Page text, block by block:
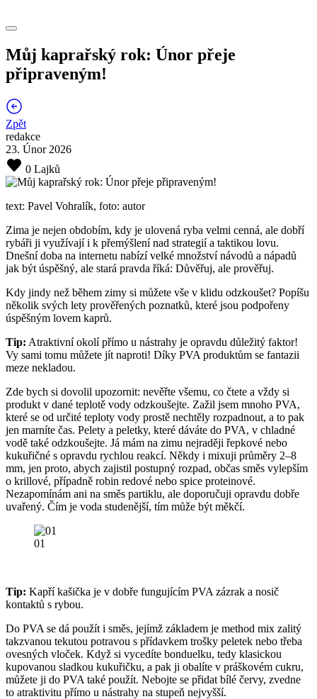
Můj kaprařský rok: Únor přeje
připraveným!
Zpět
redakce
23. Únor 2026
0 Lajků
text: Pavel Vohralík, foto: autor
Zima je nejen obdobím, kdy je ulovená ryba velmi cenná, ale dobří
rybáři ji využívají i k přemýšlení nad strategií a taktikou lovu.
Dnešní doba na internetu nabízí velké množství návodů a nápadů
jak být úspěšný, ale stará pravda říká: Důvěřuj, ale prověřuj.
Kdy jindy než během zimy si můžete vše v klidu odzkoušet? Popíšu
několik svých lety prověřených poznatků, které jsou podpořeny
úspěšným lovem kaprů.
Tip: Atraktivní okolí přímo u nástrahy je opravdu důležitý faktor!
Vy sami tomu můžete jít naproti! Díky PVA produktům se fantazii
meze nekladou.
Zde bych si dovolil upozornit: nevěřte všemu, co čtete a vždy si
produkt v dané teplotě vody odzkoušejte. Zažil jsem mnoho PVA,
které se od určité teploty vody prostě nechtěly rozpadnout, a to pak
jen marníte čas. Pelety a peletky, které dáváte do PVA, v chladné
vodě také odzkoušejte. Já mám na zimu nejraději řepkové nebo
kukuřičné s opravdu rychlou reakcí. Někdy i mixuji průměry 2–8
mm, jen proto, abych zajistil postupný rozpad, občas směs vylepším
o krillové, případně robin redové nebo spice proteinové.
Nezapomínám ani na směs partiklu, ale doporučuji opravdu dobře
uvařený. Čím je voda studenější, tím může být měkčí.
01
Tip: Kapří kašička je v dobře fungujícím PVA zázrak a nosič
kontaktů s rybou.
Do PVA se dá použít i směs, jejímž základem je method mix zalitý
takzvanou tekutou potravou s přídavkem trošky peletek nebo třeba
ovesných vloček. Když si vycedíte bonduelku, tedy klasickou
kupovanou sladkou kukuřičku, a pak ji obalíte v práškovém cukru,
můžete ji do PVA také použít. Nebojte se přidat bílé červy, zvedne
to atraktivitu přímo u nástrahy na stupeň nejvyšší.